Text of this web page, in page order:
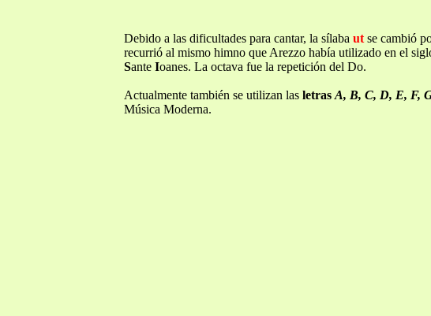
Debido a las dificultades para cantar, la sílaba ut se cambió
recurrió al mismo himno que Arezzo había utilizado en el
Sante Ioanes. La octava fue la repetición del Do.
Actualmente también se utilizan las letras A, B, C, D, E, F,
Música Moderna.